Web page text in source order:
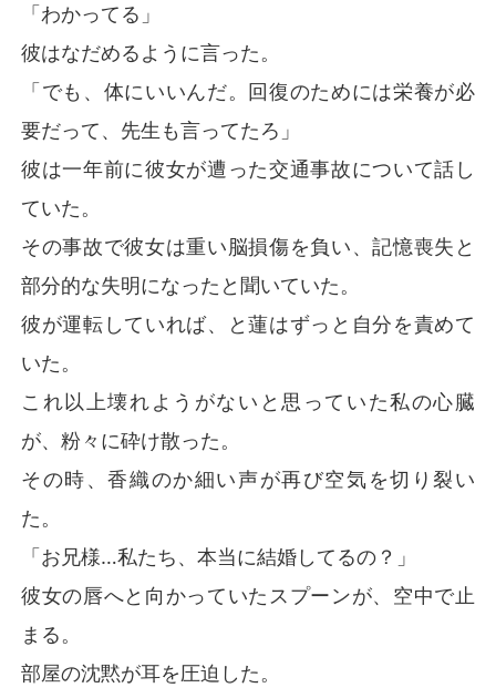
「わかってる」
彼はなだめるように言った。
「でも、体にいいんだ。回復のためには栄養が必
要だって、先生も言ってたろ」
彼は一年前に彼女が遭った交通事故について話し
ていた。
その事故で彼女は重い脳損傷を負い、記憶喪失と
部分的な失明になったと聞いていた。
彼が運転していれば、と蓮はずっと自分を責めて
いた。
これ以上壊れようがないと思っていた私の心臓
が、粉々に砕け散った。
その時、香織のか細い声が再び空気を切り裂い
た。
「お兄様…私たち、本当に結婚してるの？」
彼女の唇へと向かっていたスプーンが、空中で止
まる。
部屋の沈黙が耳を圧迫した。